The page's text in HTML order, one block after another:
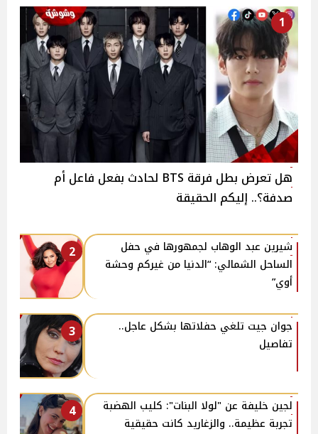
1
هل تعرض بطل فرقة BTS لحادث بفعل فاعل أم
صدفة؟.. إليكم الحقيقة
2
شيرين عبد الوهاب لجمهورها في حفل
الساحل الشمالي: “الدنيا من غيركم وحشة
أوي”
3
جوان جيت تلغي حفلاتها بشكل عاجل..
تفاصيل
4
لجين خليفة عن "لولا البنات": كليب الهضبة
تجربة عظيمة.. والزغاريد كانت حقيقية